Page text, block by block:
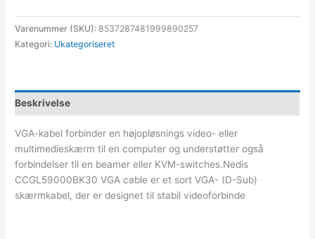
Varenummer (SKU):8537287481999890257
Kategori: Ukategoriseret
Beskrivelse
VGA-kabel forbinder en højopløsnings video- eller
multimedieskærm til en computer og understøtter også
forbindelser til en beamer eller KVM-switches.Nedis
CCGL59000BK30 VGA cable er et sort VGA- (D-Sub)
skærmkabel, der er designet til stabil videoforbinde